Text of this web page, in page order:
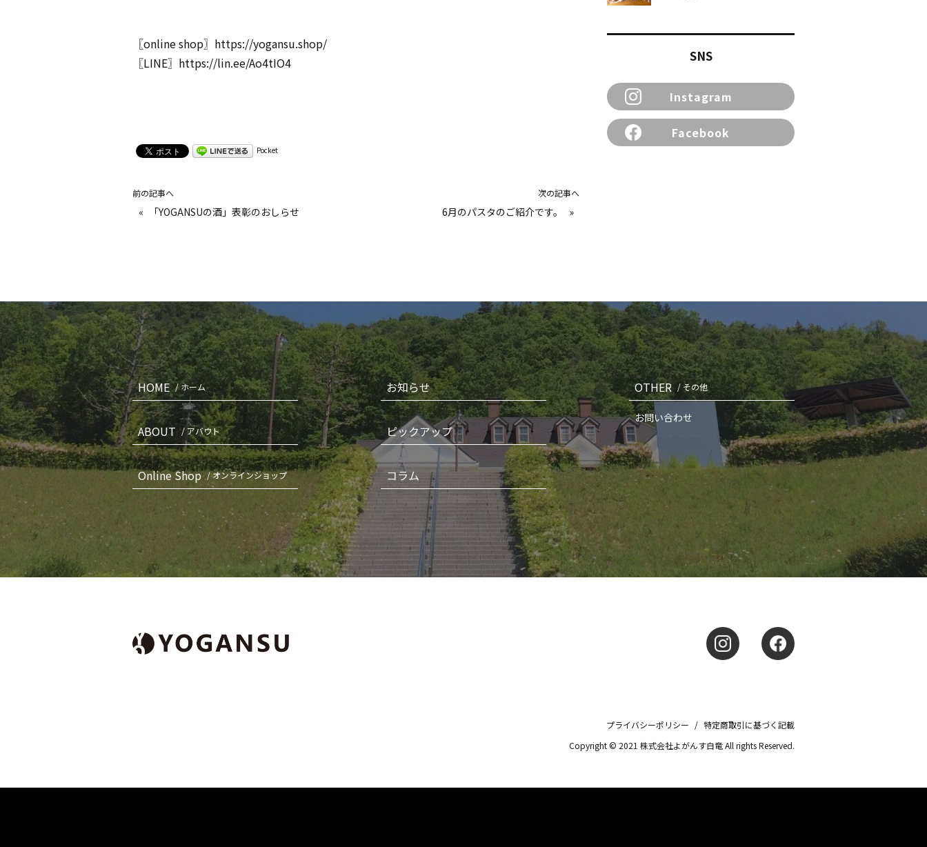
〖online shop〗 https://yogansu.shop/
〖LINE〗 https://lin.ee/Ao4tIO4
Pocket
前の記事へ
« 「YOGANSUの酒」表彰のおしらせ
次の記事へ
6月のパスタのご紹介です。 »
SNS
Instagram
Facebook
HOME / ホーム
ABOUT / アバウト
Online Shop / オンラインショップ
お知らせ
ピックアップ
コラム
OTHER / その他
お問い合わせ
プライバシーポリシー / 特定商取引に基づく記載
Copyright © 2021 株式会社よがんす白竜 All rights Reserved.